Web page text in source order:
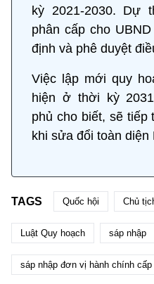
kỳ 2021-2030. Dự
phân cấp cho
định và phê duyệt
Việc lập mới quy
hiện ở thời kỳ
phủ cho biết, sẽ tiếp
khi sửa đổi toàn diện
TAGS Quốc hội Chủ
Luật Quy hoạch sáp nhập
sáp nhập đơn vị hành chính cấp